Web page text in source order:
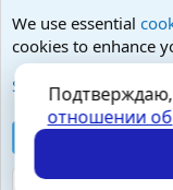
Психология и
Cookies
Политика
We use essential
cookies to enhance
See further
отношении